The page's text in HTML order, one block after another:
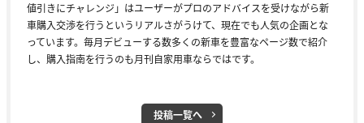
値引きにチャレンジ」はユーザーがプロのアドバイスを受けながら新
車購入交渉を行うというリアルさがうけて、現在でも人気の企画とな
っています。毎月デビューする数多くの新車を豊富なページ数で紹介
し、購入指南を行うのも月刊自家用車ならではです。
投稿一覧へ